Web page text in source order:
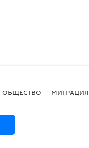
ОБЩЕСТВО МИГРАЦИЯ